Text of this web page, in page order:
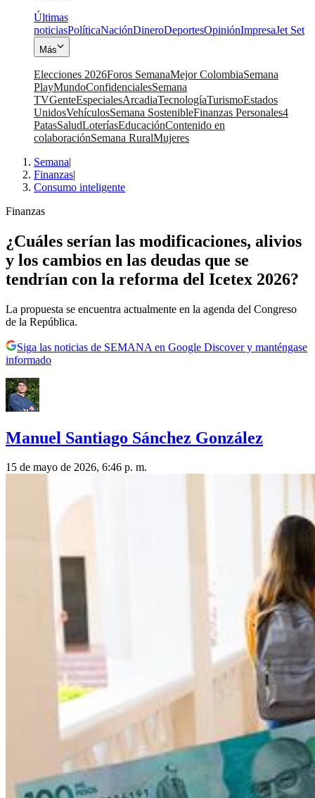
Últimas
noticiasPolíticaNaciónDineroDeportesOpiniónImpresaJet Set
Más
Elecciones 2026Foros SemanaMejor ColombiaSemana
PlayMundoConfidencialesSemana
TVGenteEspecialesArcadiaTecnologíaTurismoEstados
UnidosVehículosSemana SostenibleFinanzas Personales4
PatasSaludLoteríasEducaciónContenido en
colaboraciónSemana RuralMujeres
Semana|
Finanzas|
Consumo inteligente
Finanzas
¿Cuáles serían las modificaciones, alivios
y los cambios en las deudas que se
tendrían con la reforma del Icetex 2026?
La propuesta se encuentra actualmente en la agenda del Congreso
de la República.
Siga las noticias de SEMANA en Google Discover y manténgase
informado
Manuel Santiago Sánchez González
15 de mayo de 2026, 6:46 p. m.